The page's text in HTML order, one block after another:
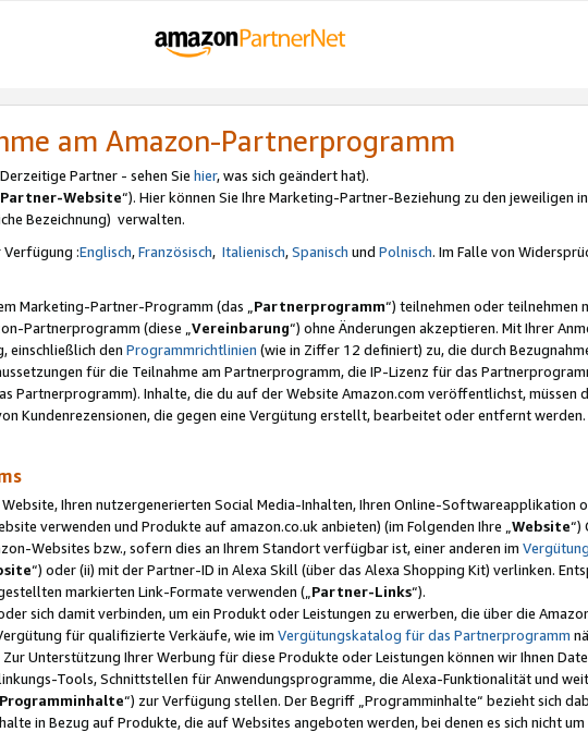
am Amazon-Partnerprogramm
Partner - sehen Sie hier, was sich geändert hat).
Partner-Website“). Hier können Sie Ihre Marketing-Partner-Beziehung zu den jeweiligen in
Bezeichnung) verwalten.
Verfügung :Englisch,Französisch, Italienisch,Spanisch und Polnisch. Im Falle von
Marketing-Partner-Programm (das „Partnerprogramm“) teilnehmen oder teilnehmen
Partnerprogramm (diese „Vereinbarung“) ohne Änderungen akzeptieren. Mit Ihrer
einschließlich den Programmrichtlinien (wie in Ziffer 12 definiert) zu, die durch
für die Teilnahme am Partnerprogramm, die IP-Lizenz für das
Partnerprogramm). Inhalte, die du auf der Website Amazon.com veröffentlichst, müssen
Kundenrezensionen, die gegen eine Vergütung erstellt, bearbeitet oder entfernt
Ihren nutzergenerierten Social Media-Inhalten, Ihren Online-Softwareapplikation
verwenden und Produkte auf amazon.co.uk anbieten) (im Folgenden Ihre „ Website“)
Websites bzw., sofern dies an Ihrem Standort verfügbar ist, einer anderen im
“) oder (ii) mit der Partner-ID in Alexa Skill (über das Alexa Shopping Kit) verlinken.
markierten Link-Formate verwenden („ Partner-Links“).
sich damit verbinden, um ein Produkt oder Leistungen zu erwerben, die über die
für qualifizierte Verkäufe, wie im Vergütungskatalog für das Partnerprogramm
Unterstützung Ihrer Werbung für diese Produkte oder Leistungen können wir Ihnen
Tools, Schnittstellen für Anwendungsprogramme, die Alexa-Funktionalität und
Programminhalte“) zur Verfügung stellen. Der Begriff „Programminhalte“ bezieht sich
in Bezug auf Produkte, die auf Websites angeboten werden, bei denen es sich nicht